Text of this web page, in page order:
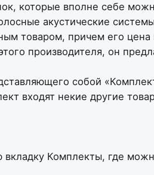
которые вполне себе
акустические
товаром, причем его
производителя, он
собой
входят некие другие
Комплекты, где